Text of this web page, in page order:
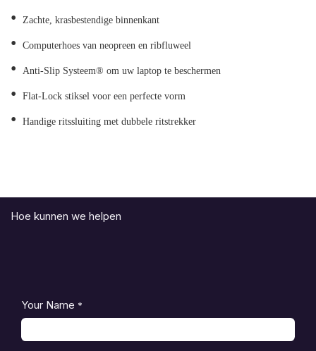
• Zachte, krasbestendige binnenkant
• Computerhoes van neopreen en ribfluweel
• Anti-Slip Systeem® om uw laptop te beschermen
• Flat-Lock stiksel voor een perfecte vorm
• Handige ritssluiting met dubbele ritstrekker
Hoe kunnen we helpen
Your Name *